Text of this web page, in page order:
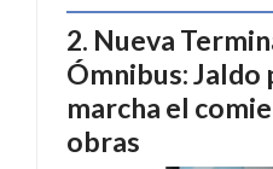
Nueva
Ómnibus: Jaldo
marcha el
obras